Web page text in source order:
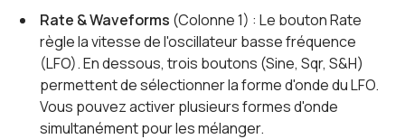
Rate & Waveforms (Colonne 1) : Le bouton Rate
règle la vitesse de l'oscillateur basse fréquence
(LFO). En dessous, trois boutons (Sine, Sqr, S&H)
permettent de sélectionner la forme d'onde du LFO.
Vous pouvez activer plusieurs formes d'onde
simultanément pour les mélanger.